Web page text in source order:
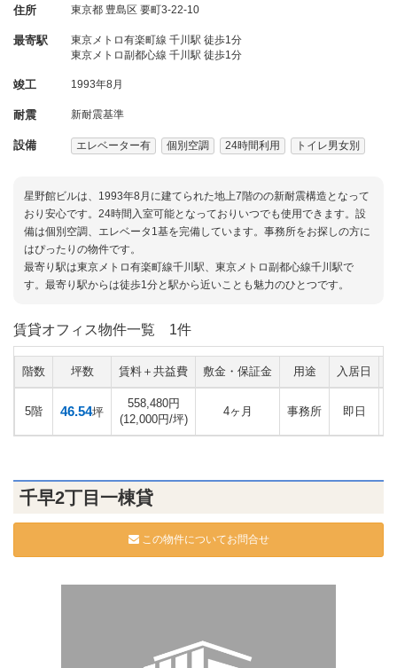
住所 東京都 豊島区 要町3-22-10
最寄駅
東京メトロ有楽町線 千川駅 徒歩1分
東京メトロ副都心線 千川駅 徒歩1分
竣工 1993年8月
耐震 新耐震基準
設備 エレベーター有 個別空調 24時間利用 トイレ男女別
星野館ビルは、1993年8月に建てられた地上7階のの新耐震構造となって
おり安心です。24時間入室可能となっておりいつでも使用できます。設
備は個別空調、エレベータ1基を完備しています。事務所をお探しの方に
はぴったりの物件です。
最寄り駅は東京メトロ有楽町線千川駅、東京メトロ副都心線千川駅で
す。最寄り駅からは徒歩1分と駅から近いことも魅力のひとつです。
賃貸オフィス物件一覧 1件
階数 坪数 賃料＋共益費 敷金・保証金 用途 入居日
5階 46.54坪
558,480円
(12,000円/坪)
4ヶ月 事務所 即日
千早2丁目一棟貸
この物件についてお問合せ